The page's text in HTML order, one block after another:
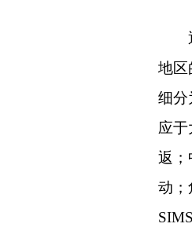
地区
细分
应于
返；
动；